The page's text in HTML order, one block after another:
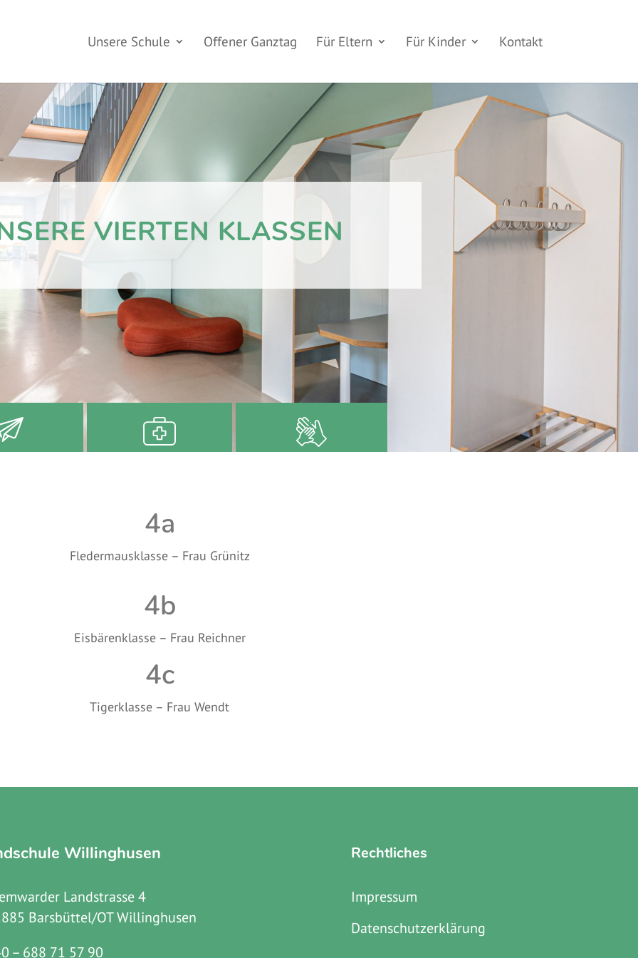
Unsere Schule Offener Ganztag Für Eltern Für Kinder Kontakt
VIERTEN KLASSEN
4a
Fledermausklasse – Frau Grünitz
4b
Eisbärenklasse – Frau Reichner
4c
Tigerklasse – Frau Wendt
Willinghusen
Landstrasse 4
Barsbüttel/OT Willinghusen
– 688 71 57 90
Rechtliches
Impressum
Datenschutzerklärung